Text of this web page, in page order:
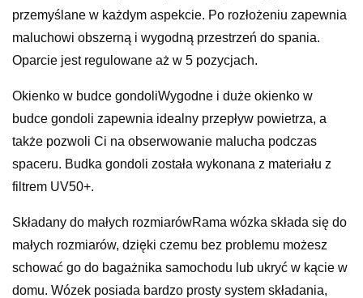
przemyślane w każdym aspekcie. Po rozłożeniu zapewnia
maluchowi obszerną i wygodną przestrzeń do spania.
Oparcie jest regulowane aż w 5 pozycjach.
Okienko w budce gondoliWygodne i duże okienko w
budce gondoli zapewnia idealny przepływ powietrza, a
także pozwoli Ci na obserwowanie malucha podczas
spaceru. Budka gondoli została wykonana z materiału z
filtrem UV50+.
Składany do małych rozmiarówRama wózka składa się do
małych rozmiarów, dzięki czemu bez problemu możesz
schować go do bagażnika samochodu lub ukryć w kącie w
domu. Wózek posiada bardzo prosty system składania,